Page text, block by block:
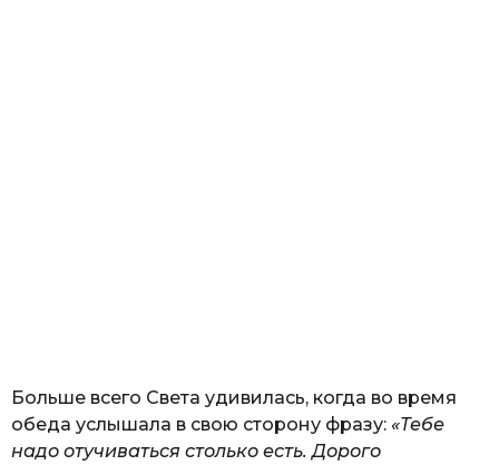
Больше всего Света удивилась, когда во время
обеда услышала в свою сторону фразу: «Тебе
надо отучиваться столько есть. Дорого